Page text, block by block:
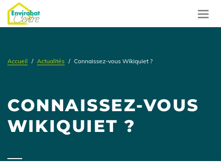
Aller
au
contenu
Accueil Actualités Connaissez-vous Wikiquiet ?
CONNAISSEZ-VOUS
WIKIQUIET ?